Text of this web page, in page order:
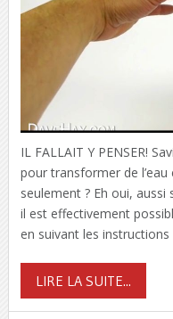
IL FALLAIT Y PENSER!
pour transformer de
seulement ? Eh oui,
il est effectivement
en suivant les
LIRE LA SUITE...